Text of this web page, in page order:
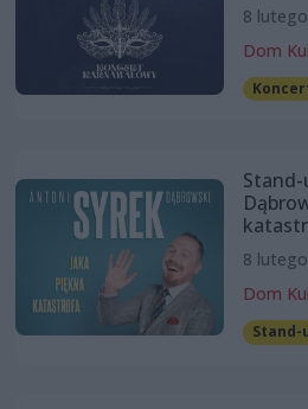
8
Dom
8
Dom
Stand-